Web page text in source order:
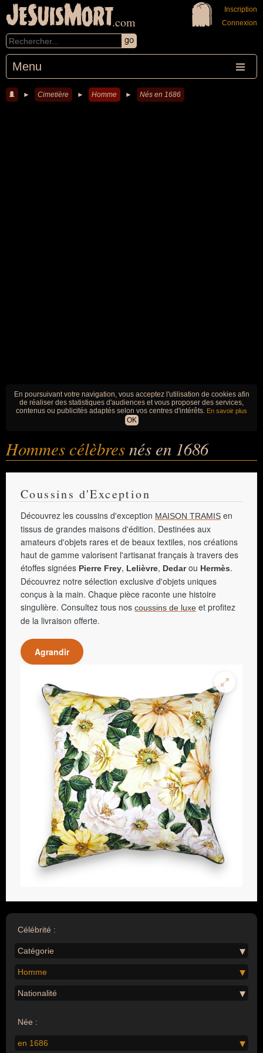
JeSuisMort.com
Menu
Inscription
Connexion
► Cimetière ► Homme ► Nés en 1686
En poursuivant votre navigation, vous acceptez l'utilisation de cookies afin
de réaliser des statistiques d'audiences et vous proposer des services,
contenus ou publicités adaptés selon vos centres d'intérêts. En savoir plus
OK
Hommes célèbresnés en 1686
Coussins d'Exception
Découvrez les coussins d'exception MAISON TRAMIS en
tissus de grandes maisons d'édition. Destinées aux
amateurs d'objets rares et de beaux textiles, nos créations
haut de gamme valorisent l'artisanat français à travers des
étoffes signées Pierre Frey, Lelièvre, Dedarou Hermès.
Découvrez notre sélection exclusive d'objets uniques
conçus à la main. Chaque pièce raconte une histoire
singulière. Consultez tous nos coussins de luxe et profitez
de la livraison offerte.
Agrandir
Célébrité :
Catégorie
Homme
Nationalité
Née :
en 1686